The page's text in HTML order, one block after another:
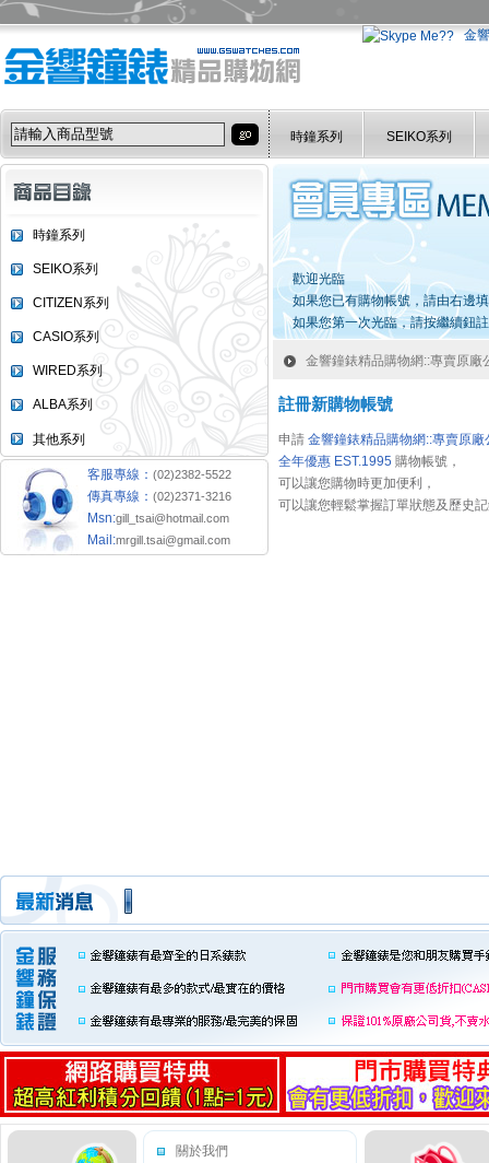
金
時鐘系列 SEIKO系列
時鐘系列
SEIKO系列
CITIZEN系列
CASIO系列
WIRED系列
ALBA系列
其他系列
客服專線： (02)2382-5522
傳真專線： (02)2371-3216
Msn:gill_tsai@hotmail.com
Mail:mrgill.tsai@gmail.com
歡迎光臨
如果您已有購物帳號，請由右邊
如果您第一次光臨，請按繼續鈕
金響鐘錶精品購物網::專賣原廠
註冊新購物帳號
申請 金響鐘錶精品購物網::專賣原
全年優惠 EST.1995 購物帳號，
可以讓您購物時更加便利，
可以讓您輕鬆掌握訂單狀態及歷史
關於我們